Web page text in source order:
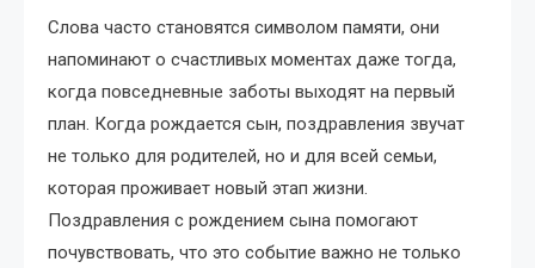
Слова часто становятся символом памяти, они
напоминают о счастливых моментах даже тогда,
когда повседневные заботы выходят на первый
план. Когда рождается сын, поздравления звучат
не только для родителей, но и для всей семьи,
которая проживает новый этап жизни.
Поздравления с рождением сына помогают
почувствовать, что это событие важно не только